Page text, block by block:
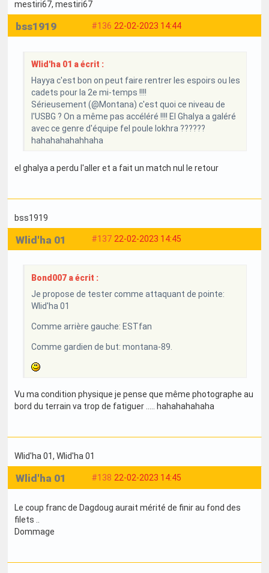
mestiri67, mestiri67
#136 22-02-2023 14:44
bss1919
Wlid'ha 01 a écrit :
Hayya c'est bon on peut faire rentrer les espoirs ou les
cadets pour la 2e mi-temps !!!!
Sérieusement (@Montana) c'est quoi ce niveau de
l'USBG ? On a même pas accéléré !!!! El Ghalya a galéré
avec ce genre d'équipe fel poule lokhra ??????
hahahahahahhaha
el ghalya a perdu l'aller et a fait un match nul le retour
bss1919
#137 22-02-2023 14:45
Wlid'ha 01
Bond007 a écrit :
Je propose de tester comme attaquant de pointe:
Wlid'ha 01
Comme arrière gauche: ESTfan
Comme gardien de but: montana-89.
Vu ma condition physique je pense que même photographe au
bord du terrain va trop de fatiguer ..... hahahahahaha
Wlid'ha 01, Wlid'ha 01
#138 22-02-2023 14:45
Wlid'ha 01
Le coup franc de Dagdoug aurait mérité de finir au fond des
filets ..
Dommage